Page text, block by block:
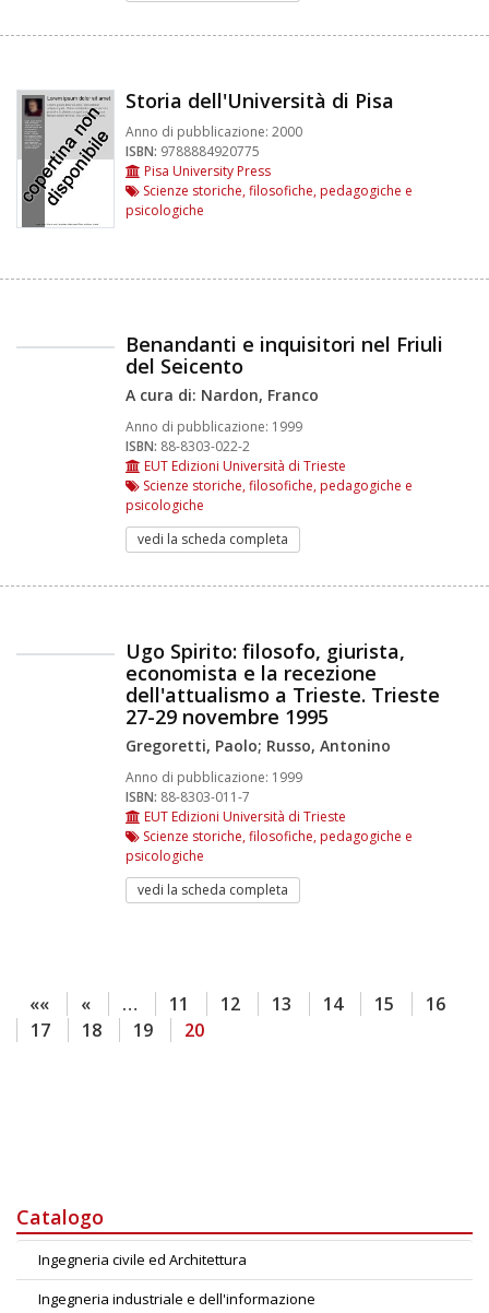
Storia dell'Università di Pisa
Anno di pubblicazione: 2000
ISBN: 9788884920775
Pisa University Press
Scienze storiche, filosofiche, pedagogiche e
psicologiche
Benandanti e inquisitori nel Friuli
del Seicento
A cura di: Nardon, Franco
Anno di pubblicazione: 1999
ISBN: 88-8303-022-2
EUT Edizioni Università di Trieste
Scienze storiche, filosofiche, pedagogiche e
psicologiche
vedi la scheda completa
Ugo Spirito: filosofo, giurista,
economista e la recezione
dell'attualismo a Trieste. Trieste
27-29 novembre 1995
Gregoretti, Paolo; Russo, Antonino
Anno di pubblicazione: 1999
ISBN: 88-8303-011-7
EUT Edizioni Università di Trieste
Scienze storiche, filosofiche, pedagogiche e
psicologiche
vedi la scheda completa
«« « … 11 12 13 14 15
16
17
18 19 20
Catalogo
Ingegneria civile ed Architettura
Ingegneria industriale e dell'informazione